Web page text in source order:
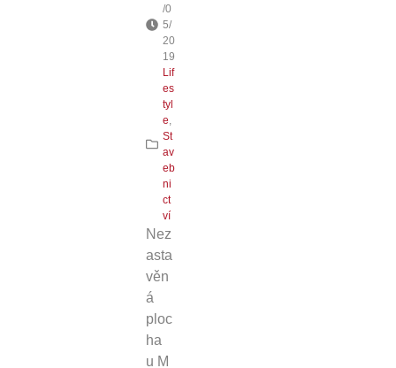
/0
5/
20
19
Lif
es
tyl
e,
St
av
eb
ni
ct
ví
Nez
asta
věn
á
ploc
ha
u M